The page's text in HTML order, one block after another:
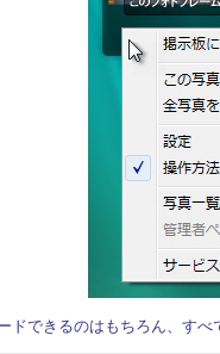
ドできるのはもちろん、す